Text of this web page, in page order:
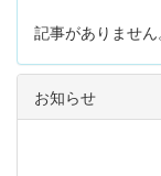
記事がありません。
お知らせ